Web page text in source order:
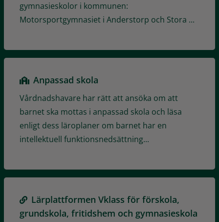
gymnasieskolor i kommunen:
Motorsportgymnasiet i Anderstorp och Stora ...
Anpassad skola
Vårdnadshavare har rätt att ansöka om att
barnet ska mottas i anpassad skola och läsa
enligt dess läroplaner om barnet har en
intellektuell funktionsnedsättning...
Lärplattformen Vklass för förskola,
grundskola, fritidshem och gymnasieskola